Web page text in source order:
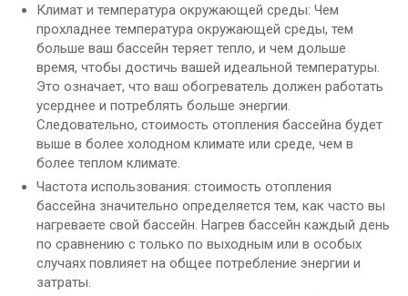
Климат и температура окружающей среды: Чем
прохладнее температура окружающей среды, тем
больше ваш бассейн теряет тепло, и чем дольше
время, чтобы достичь вашей идеальной температуры.
Это означает, что ваш обогреватель должен работать
усерднее и потреблять больше энергии.
Следовательно, стоимость отопления бассейна будет
выше в более холодном климате или среде, чем в
более теплом климате.
Частота использования: стоимость отопления
бассейна значительно определяется тем, как часто вы
нагреваете свой бассейн. Нагрев бассейн каждый день
по сравнению с только по выходным или в особых
случаях повлияет на общее потребление энергии и
затраты.